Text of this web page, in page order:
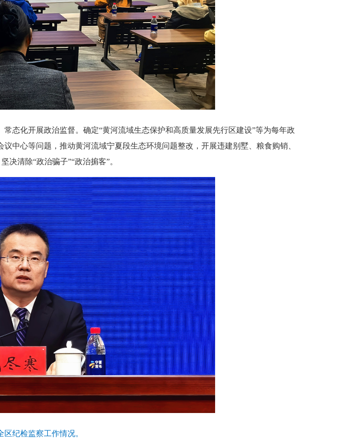
化开展政治监督。确定“黄河流域生态保护和高质量发展先行区建设”等为每年政
中心等问题，推动黄河流域宁夏段生态环境问题整改，开展违建别墅、粮食购销、
决清除“政治骗子”“政治掮客”。
纪检监察工作情况。